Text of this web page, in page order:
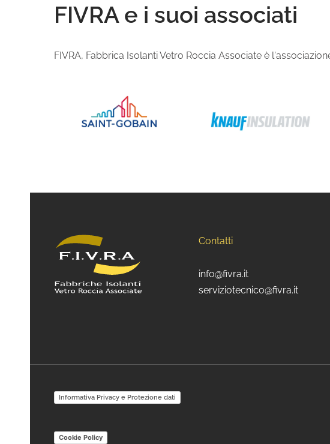
FIVRA e i suoi associati
FIVRA, Fabbrica Isolanti Vetro Roccia Associate è
Contatti
info@fivra.it
serviziotecnico@fivra.it
Informativa Privacy e Protezione dati
Cookie Policy